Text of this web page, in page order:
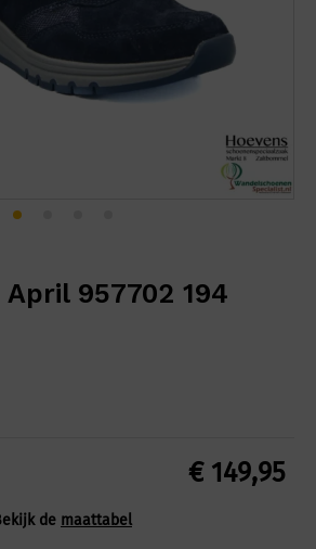
957702 194
€149,95
de maattabel